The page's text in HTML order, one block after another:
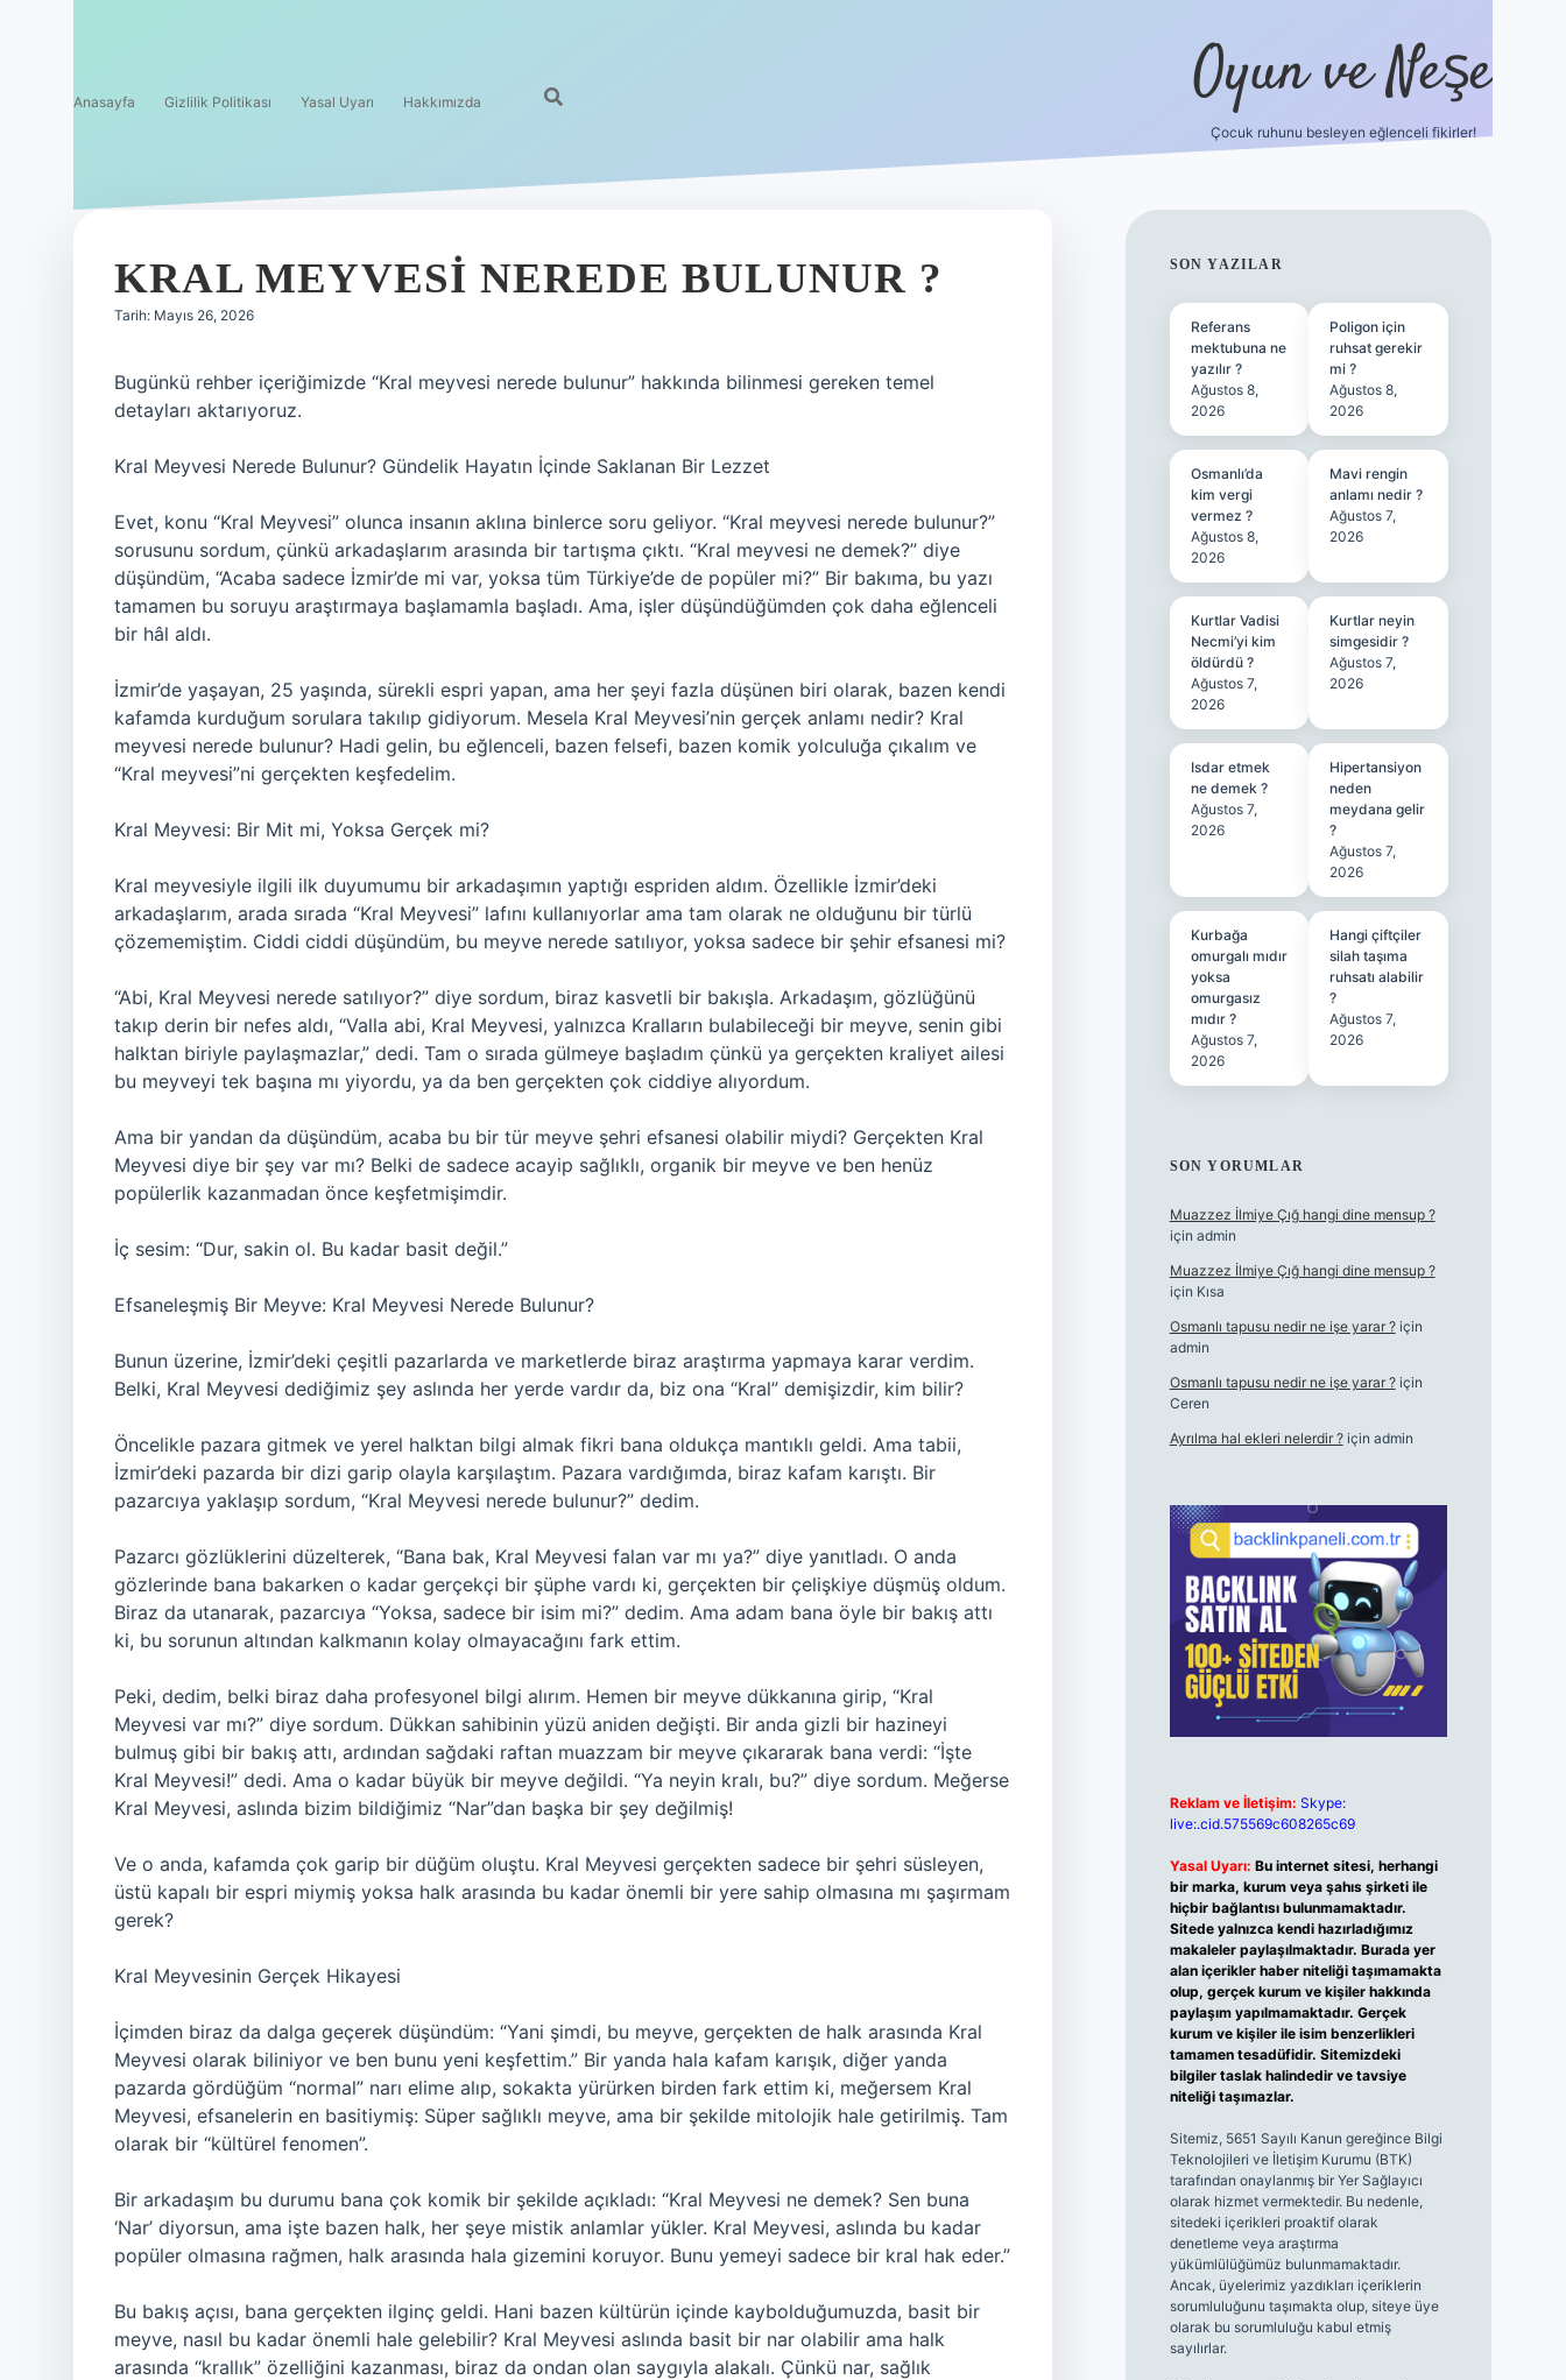
Anasayfa Gizlilik Politikası Yasal Uyarı Hakkımızda Oyun ve Neşe
Çocuk ruhunu besleyen eğlenceli fikirler!
KRAL MEYVESI NEREDE BULUNUR ?
Tarih: Mayıs 26, 2026
Bugünkü rehber içeriğimizde “Kral meyvesi nerede bulunur” hakkında bilinmesi gereken temel
detayları aktarıyoruz.
Kral Meyvesi Nerede Bulunur? Gündelik Hayatın İçinde Saklanan Bir Lezzet
Evet, konu “Kral Meyvesi” olunca insanın aklına binlerce soru geliyor. “Kral meyvesi nerede bulunur?”
sorusunu sordum, çünkü arkadaşlarım arasında bir tartışma çıktı. “Kral meyvesi ne demek?” diye
düşündüm, “Acaba sadece İzmir’de mi var, yoksa tüm Türkiye’de de popüler mi?” Bir bakıma, bu yazı
tamamen bu soruyu araştırmaya başlamamla başladı. Ama, işler düşündüğümden çok daha eğlenceli
bir hâl aldı.
İzmir’de yaşayan, 25 yaşında, sürekli espri yapan, ama her şeyi fazla düşünen biri olarak, bazen kendi
kafamda kurduğum sorulara takılıp gidiyorum. Mesela Kral Meyvesi’nin gerçek anlamı nedir? Kral
meyvesi nerede bulunur? Hadi gelin, bu eğlenceli, bazen felsefi, bazen komik yolculuğa çıkalım ve
“Kral meyvesi”ni gerçekten keşfedelim.
Kral Meyvesi: Bir Mit mi, Yoksa Gerçek mi?
Kral meyvesiyle ilgili ilk duyumumu bir arkadaşımın yaptığı espriden aldım. Özellikle İzmir’deki
arkadaşlarım, arada sırada “Kral Meyvesi” lafını kullanıyorlar ama tam olarak ne olduğunu bir türlü
çözememiştim. Ciddi ciddi düşündüm, bu meyve nerede satılıyor, yoksa sadece bir şehir efsanesi mi?
“Abi, Kral Meyvesi nerede satılıyor?” diye sordum, biraz kasvetli bir bakışla. Arkadaşım, gözlüğünü
takıp derin bir nefes aldı, “Valla abi, Kral Meyvesi, yalnızca Kralların bulabileceği bir meyve, senin gibi
halktan biriyle paylaşmazlar,” dedi. Tam o sırada gülmeye başladım çünkü ya gerçekten kraliyet ailesi
bu meyveyi tek başına mı yiyordu, ya da ben gerçekten çok ciddiye alıyordum.
Ama bir yandan da düşündüm, acaba bu bir tür meyve şehri efsanesi olabilir miydi? Gerçekten Kral
Meyvesi diye bir şey var mı? Belki de sadece acayip sağlıklı, organik bir meyve ve ben henüz
popülerlik kazanmadan önce keşfetmişimdir.
İç sesim: “Dur, sakin ol. Bu kadar basit değil.”
Efsaneleşmiş Bir Meyve: Kral Meyvesi Nerede Bulunur?
Bunun üzerine, İzmir’deki çeşitli pazarlarda ve marketlerde biraz araştırma yapmaya karar verdim.
Belki, Kral Meyvesi dediğimiz şey aslında her yerde vardır da, biz ona “Kral” demişizdir, kim bilir?
Öncelikle pazara gitmek ve yerel halktan bilgi almak fikri bana oldukça mantıklı geldi. Ama tabii,
İzmir’deki pazarda bir dizi garip olayla karşılaştım. Pazara vardığımda, biraz kafam karıştı. Bir
pazarcıya yaklaşıp sordum, “Kral Meyvesi nerede bulunur?” dedim.
Pazarcı gözlüklerini düzelterek, “Bana bak, Kral Meyvesi falan var mı ya?” diye yanıtladı. O anda
gözlerinde bana bakarken o kadar gerçekçi bir şüphe vardı ki, gerçekten bir çelişkiye düşmüş oldum.
Biraz da utanarak, pazarcıya “Yoksa, sadece bir isim mi?” dedim. Ama adam bana öyle bir bakış attı
ki, bu sorunun altından kalkmanın kolay olmayacağını fark ettim.
Peki, dedim, belki biraz daha profesyonel bilgi alırım. Hemen bir meyve dükkanına girip, “Kral
Meyvesi var mı?” diye sordum. Dükkan sahibinin yüzü aniden değişti. Bir anda gizli bir hazineyi
bulmuş gibi bir bakış attı, ardından sağdaki raftan muazzam bir meyve çıkararak bana verdi: “İşte
Kral Meyvesi!” dedi. Ama o kadar büyük bir meyve değildi. “Ya neyin kralı, bu?” diye sordum. Meğerse
Kral Meyvesi, aslında bizim bildiğimiz “Nar”dan başka bir şey değilmiş!
Ve o anda, kafamda çok garip bir düğüm oluştu. Kral Meyvesi gerçekten sadece bir şehri süsleyen,
üstü kapalı bir espri miymiş yoksa halk arasında bu kadar önemli bir yere sahip olmasına mı şaşırmam
gerek?
Kral Meyvesinin Gerçek Hikayesi
İçimden biraz da dalga geçerek düşündüm: “Yani şimdi, bu meyve, gerçekten de halk arasında Kral
Meyvesi olarak biliniyor ve ben bunu yeni keşfettim.” Bir yanda hala kafam karışık, diğer yanda
pazarda gördüğüm “normal” narı elime alıp, sokakta yürürken birden fark ettim ki, meğersem Kral
Meyvesi, efsanelerin en basitiymiş: Süper sağlıklı meyve, ama bir şekilde mitolojik hale getirilmiş. Tam
olarak bir “kültürel fenomen”.
Bir arkadaşım bu durumu bana çok komik bir şekilde açıkladı: “Kral Meyvesi ne demek? Sen buna
‘Nar’ diyorsun, ama işte bazen halk, her şeye mistik anlamlar yükler. Kral Meyvesi, aslında bu kadar
popüler olmasına rağmen, halk arasında hala gizemini koruyor. Bunu yemeyi sadece bir kral hak eder.”
Bu bakış açısı, bana gerçekten ilginç geldi. Hani bazen kültürün içinde kaybolduğumuzda, basit bir
meyve, nasıl bu kadar önemli hale gelebilir? Kral Meyvesi aslında basit bir nar olabilir ama halk
arasında “krallık” özelliğini kazanması, biraz da ondan olan saygıyla alakalı. Çünkü nar, sağlık
SIDEBAR
SON YAZILAR
Referans
mektubuna ne
yazılır ?
Ağustos 8,
2026
Poligon için
ruhsat gerekir
mi ?
Ağustos 8,
2026
Osmanlı’da
kim vergi
vermez ?
Ağustos 8,
2026
Mavi rengin
anlamı nedir ?
Ağustos 7,
2026
Kurtlar Vadisi
Necmi’yi kim
öldürdü ?
Ağustos 7,
2026
Kurtlar neyin
simgesidir ?
Ağustos 7,
2026
Isdar etmek
ne demek ?
Ağustos 7,
2026
Hipertansiyon
neden
meydana gelir
?
Ağustos 7,
2026
Kurbağa
omurgalı mıdır
yoksa
omurgasız
mıdır ?
Ağustos 7,
2026
Hangi çiftçiler
silah taşıma
ruhsatı alabilir
?
Ağustos 7,
2026
SON YORUMLAR
Muazzez İlmiye Çığ hangi dine mensup ?
için admin
Muazzez İlmiye Çığ hangi dine mensup ?
için Kısa
Osmanlı tapusu nedir ne işe yarar ?için
admin
Osmanlı tapusu nedir ne işe yarar ?için
Ceren
Ayrılma hal ekleri nelerdir ?için admin
Reklam ve İletişim: Skype:
live:.cid.575569c608265c69
Yasal Uyarı: Bu internet sitesi, herhangi
bir marka, kurum veya şahıs şirketi ile
hiçbir bağlantısı bulunmamaktadır.
Sitede yalnızca kendi hazırladığımız
makaleler paylaşılmaktadır. Burada yer
alan içerikler haber niteliği taşımamakta
olup, gerçek kurum ve kişiler hakkında
paylaşım yapılmamaktadır. Gerçek
kurum ve kişiler ile isim benzerlikleri
tamamen tesadüfidir. Sitemizdeki
bilgiler taslak halindedir ve tavsiye
niteliği taşımazlar.
Sitemiz, 5651 Sayılı Kanun gereğince Bilgi
Teknolojileri ve İletişim Kurumu (BTK)
tarafından onaylanmış bir Yer Sağlayıcı
olarak hizmet vermektedir. Bu nedenle,
sitedeki içerikleri proaktif olarak
denetleme veya araştırma
yükümlülüğümüz bulunmamaktadır.
Ancak, üyelerimiz yazdıkları içeriklerin
sorumluluğunu taşımakta olup, siteye üye
olarak bu sorumluluğu kabul etmiş
sayılırlar.
vdcasino güncel giriş ilbet yeni giriş